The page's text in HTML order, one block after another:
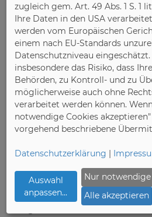
Mit Blick auf die zu
Einzelhandel rechnet die
kommenden Wochen mit
Nachfrageimpulsen, da den
Einrichten weiterhin eine
zukommt und sich ein
Einrichtungsbedarf
Weitere Informationen unter
Pressekontakte:
Christine Scharrenbroch
zugleich gem. Art. 49 Abs. 1 S. 1
Ihre Daten in den USA
werden vom Europäischen
einem nach EU-Standards
Datenschutzniveau eingeschätzt.
insbesondere das Risiko, dass
Behörden, zu Kontroll- und zu
möglicherweise auch ohne
verarbeitet werden können.
notwendige Cookies
vorgehend beschriebene
Datenschutzerklärung |
Auswahl
anpassen...
Nur notwendige
Alle akzeptieren